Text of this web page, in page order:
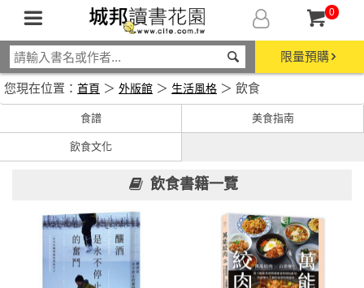
0
限量預購
您現在位置： 首頁 ＞ 外版館 ＞ 生活風格 ＞ 飲食
食譜 美食指南
飲食文化
飲食書籍一覽